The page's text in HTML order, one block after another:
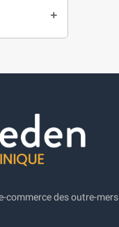
add
commerce des outre-mers